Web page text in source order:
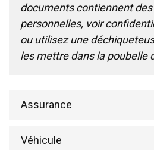
documents contiennent
personnelles, voir
ou utilisez une
les mettre dans la poubelle
Assurance
Véhicule